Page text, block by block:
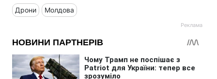
Дрони Молдова